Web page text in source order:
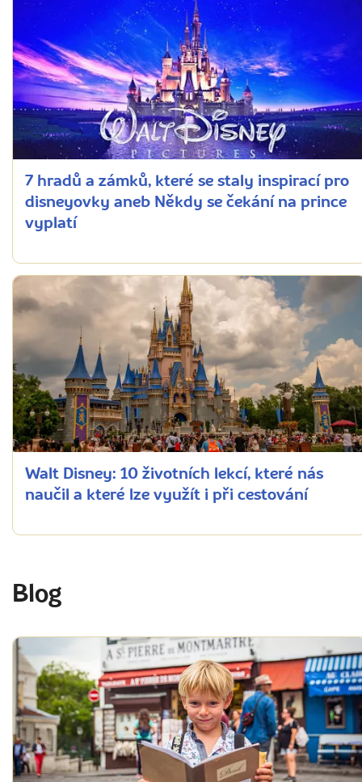
7 hradů a zámků, které se staly inspirací pro
disneyovky aneb Někdy se čekání na prince
vyplatí
Walt Disney: 10 životních lekcí, které nás
naučil a které lze využít i při cestování
Blog